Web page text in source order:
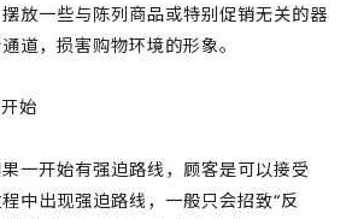
放一些与陈列商品或特别促销无关的器
道，损害购物环境的形象。
始
一开始有强迫路线，顾客是可以接受
中出现强迫路线，一般只会招致“反